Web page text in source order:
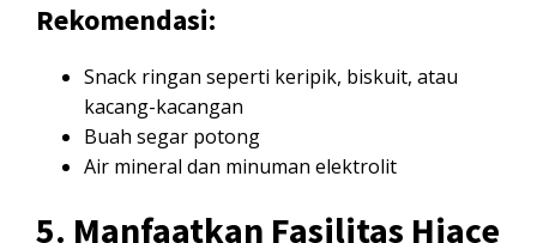
Rekomendasi:
Snack ringan seperti keripik, biskuit, atau
kacang-kacangan
Buah segar potong
Air mineral dan minuman elektrolit
5. Manfaatkan Fasilitas Hiace